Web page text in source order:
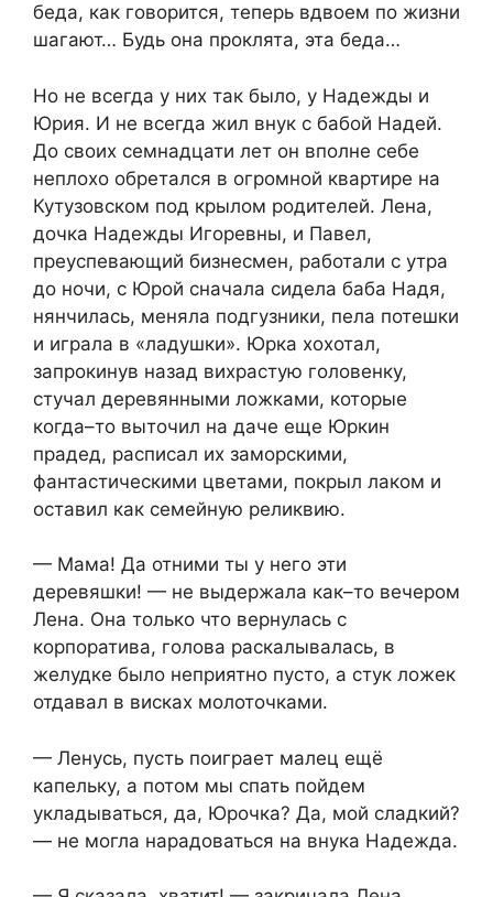
беда, как говорится, теперь вдвоем по жизни
шагают… Будь она проклята, эта беда…
Но не всегда у них так было, у Надежды и
Юрия. И не всегда жил внук с бабой Надей.
До своих семнадцати лет он вполне себе
неплохо обретался в огромной квартире на
Кутузовском под крылом родителей. Лена,
дочка Надежды Игоревны, и Павел,
преуспевающий бизнесмен, работали с утра
до ночи, с Юрой сначала сидела баба Надя,
нянчилась, меняла подгузники, пела потешки
и играла в «ладушки». Юрка хохотал,
запрокинув назад вихрастую головенку,
стучал деревянными ложками, которые
когда–то выточил на даче еще Юркин
прадед, расписал их заморскими,
фантастическими цветами, покрыл лаком и
оставил как семейную реликвию.
— Мама! Да отними ты у него эти
деревяшки! — не выдержала как–то вечером
Лена. Она только что вернулась с
корпоратива, голова раскалывалась, в
желудке было неприятно пусто, а стук ложек
отдавал в висках молоточками.
— Ленусь, пусть поиграет малец ещё
капельку, а потом мы спать пойдем
укладываться, да, Юрочка? Да, мой сладкий?
— не могла нарадоваться на внука Надежда.